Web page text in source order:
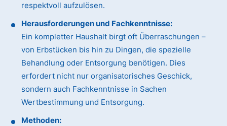
respektvoll aufzulösen.
Herausforderungen und Fachkenntnisse:
Ein kompletter Haushalt birgt oft Überraschungen –
von Erbstücken bis hin zu Dingen, die spezielle
Behandlung oder Entsorgung benötigen. Dies
erfordert nicht nur organisatorisches Geschick,
sondern auch Fachkenntnisse in Sachen
Wertbestimmung und Entsorgung.
Methoden: